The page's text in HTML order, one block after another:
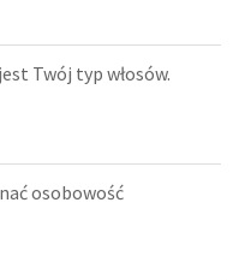
Twój typ włosów.
osobowość